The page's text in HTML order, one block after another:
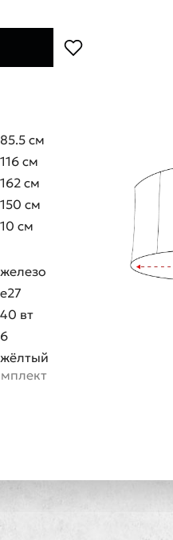
85.5 см
116 см
162 см
150 см
10 см
железо
e27
40 вт
6
жёлтый